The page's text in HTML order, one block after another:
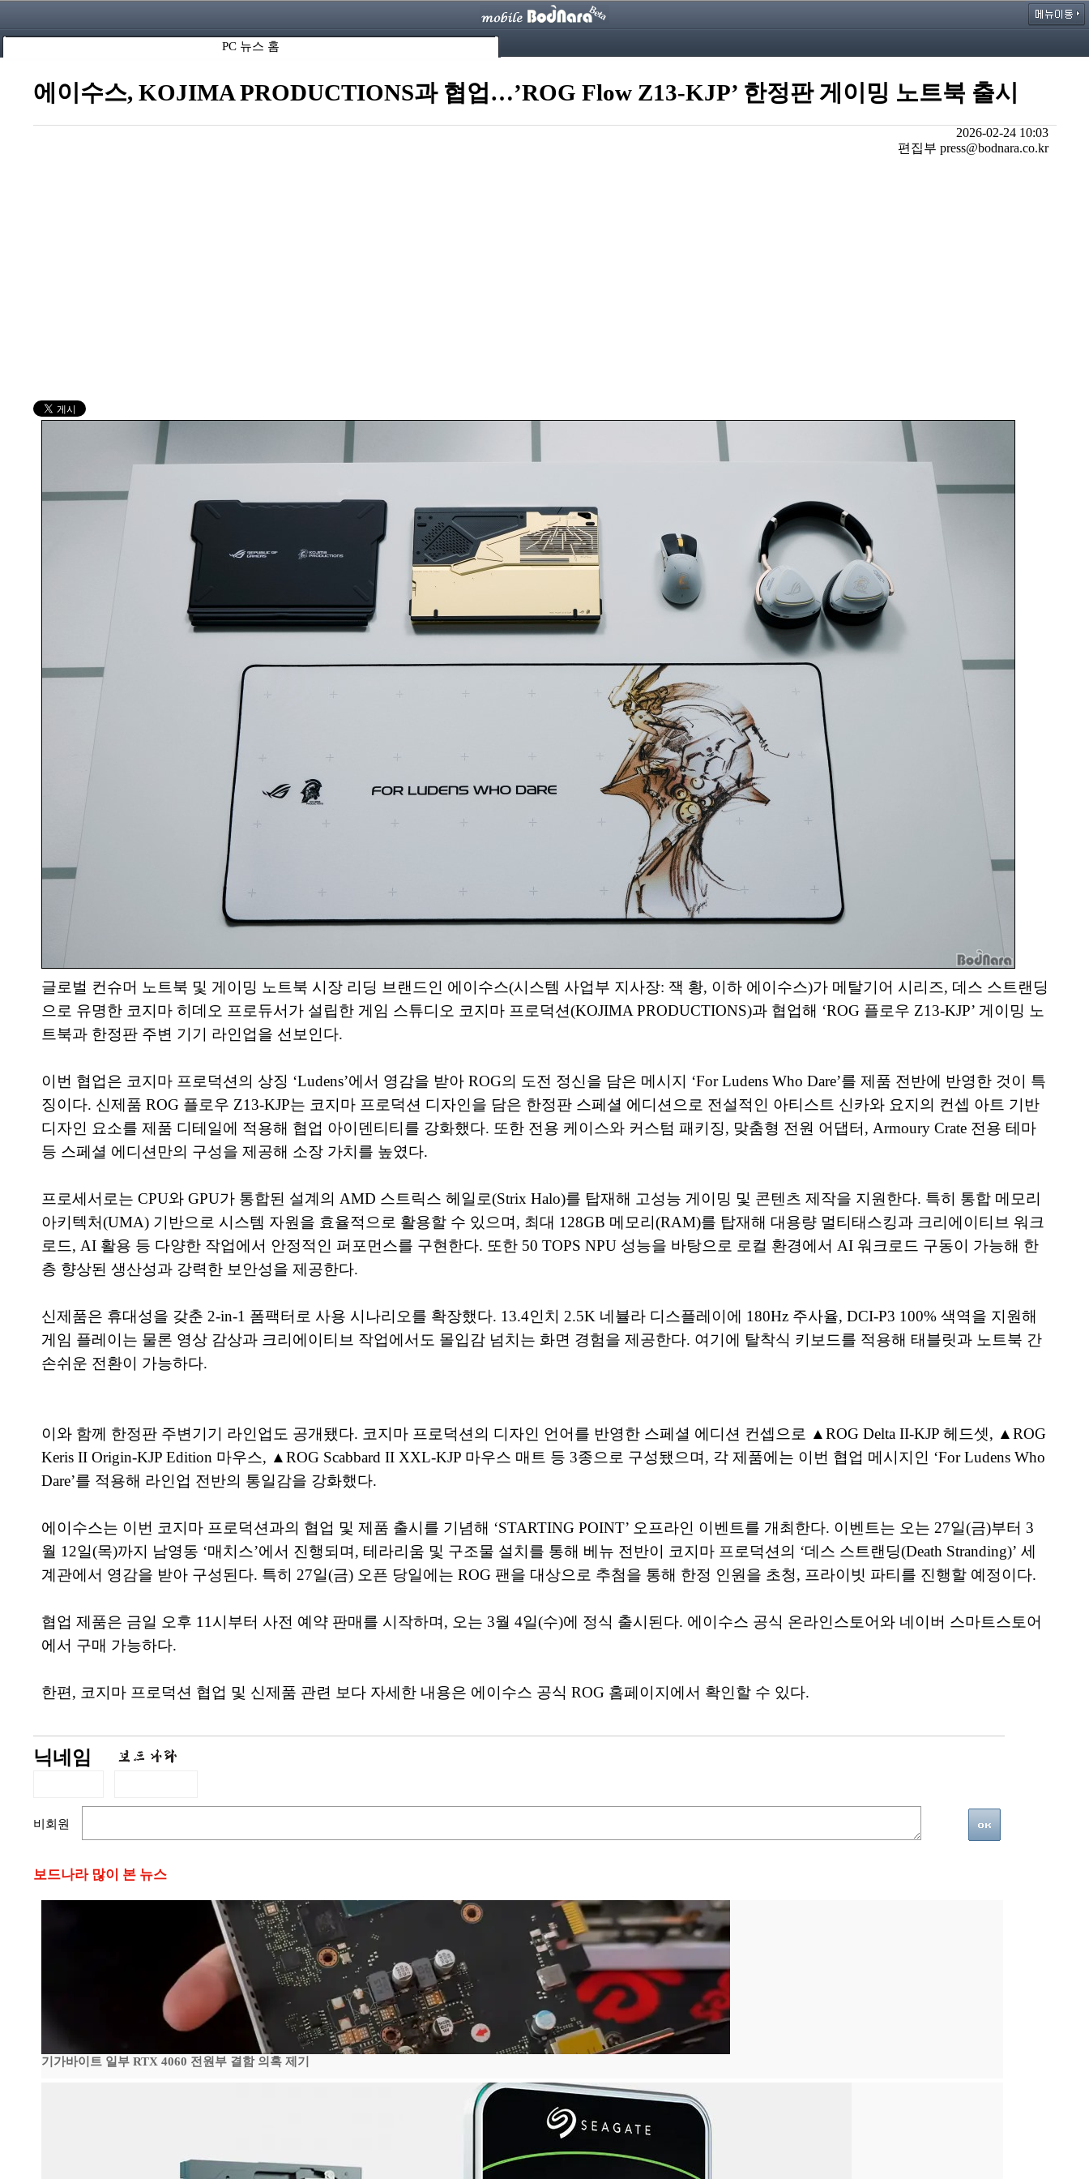
PC 뉴스 홈
에이수스, KOJIMA PRODUCTIONS과 협업…’ROG Flow Z13-KJP’ 한정판 게이밍 노트북 출시
2026-02-24 10:03
편집부 press@bodnara.co.kr
글로벌 컨슈머 노트북 및 게이밍 노트북 시장 리딩 브랜드인 에이수스(시스템 사업부 지사장: 잭 황, 이하 에이수스)가 메탈기어 시리즈, 데스 스트랜딩
으로 유명한 코지마 히데오 프로듀서가 설립한 게임 스튜디오 코지마 프로덕션(KOJIMA PRODUCTIONS)과 협업해 ‘ROG 플로우 Z13-KJP’ 게이밍 노
트북과 한정판 주변 기기 라인업을 선보인다.
이번 협업은 코지마 프로덕션의 상징 ‘Ludens’에서 영감을 받아 ROG의 도전 정신을 담은 메시지 ‘For Ludens Who Dare’를 제품 전반에 반영한 것이 특
징이다. 신제품 ROG 플로우 Z13-KJP는 코지마 프로덕션 디자인을 담은 한정판 스페셜 에디션으로 전설적인 아티스트 신카와 요지의 컨셉 아트 기반
디자인 요소를 제품 디테일에 적용해 협업 아이덴티티를 강화했다. 또한 전용 케이스와 커스텀 패키징, 맞춤형 전원 어댑터, Armoury Crate 전용 테마
등 스페셜 에디션만의 구성을 제공해 소장 가치를 높였다.
프로세서로는 CPU와 GPU가 통합된 설계의 AMD 스트릭스 헤일로(Strix Halo)를 탑재해 고성능 게이밍 및 콘텐츠 제작을 지원한다. 특히 통합 메모리
아키텍처(UMA) 기반으로 시스템 자원을 효율적으로 활용할 수 있으며, 최대 128GB 메모리(RAM)를 탑재해 대용량 멀티태스킹과 크리에이티브 워크
로드, AI 활용 등 다양한 작업에서 안정적인 퍼포먼스를 구현한다. 또한 50 TOPS NPU 성능을 바탕으로 로컬 환경에서 AI 워크로드 구동이 가능해 한
층 향상된 생산성과 강력한 보안성을 제공한다.
신제품은 휴대성을 갖춘 2-in-1 폼팩터로 사용 시나리오를 확장했다. 13.4인치 2.5K 네뷸라 디스플레이에 180Hz 주사율, DCI-P3 100% 색역을 지원해
게임 플레이는 물론 영상 감상과 크리에이티브 작업에서도 몰입감 넘치는 화면 경험을 제공한다. 여기에 탈착식 키보드를 적용해 태블릿과 노트북 간
손쉬운 전환이 가능하다.
이와 함께 한정판 주변기기 라인업도 공개됐다. 코지마 프로덕션의 디자인 언어를 반영한 스페셜 에디션 컨셉으로 ▲ROG Delta II-KJP 헤드셋, ▲ROG
Keris II Origin-KJP Edition 마우스, ▲ROG Scabbard II XXL-KJP 마우스 매트 등 3종으로 구성됐으며, 각 제품에는 이번 협업 메시지인 ‘For Ludens Who
Dare’를 적용해 라인업 전반의 통일감을 강화했다.
에이수스는 이번 코지마 프로덕션과의 협업 및 제품 출시를 기념해 ‘STARTING POINT’ 오프라인 이벤트를 개최한다. 이벤트는 오는 27일(금)부터 3
월 12일(목)까지 남영동 ‘매치스’에서 진행되며, 테라리움 및 구조물 설치를 통해 베뉴 전반이 코지마 프로덕션의 ‘데스 스트랜딩(Death Stranding)’ 세
계관에서 영감을 받아 구성된다. 특히 27일(금) 오픈 당일에는 ROG 팬을 대상으로 추첨을 통해 한정 인원을 초청, 프라이빗 파티를 진행할 예정이다.
협업 제품은 금일 오후 11시부터 사전 예약 판매를 시작하며, 오는 3월 4일(수)에 정식 출시된다. 에이수스 공식 온라인스토어와 네이버 스마트스토어
에서 구매 가능하다.
한편, 코지마 프로덕션 협업 및 신제품 관련 보다 자세한 내용은 에이수스 공식 ROG 홈페이지에서 확인할 수 있다.
닉네임
비회원
보드나라 많이 본 뉴스
기가바이트 일부 RTX 4060 전원부 결함 의혹 제기